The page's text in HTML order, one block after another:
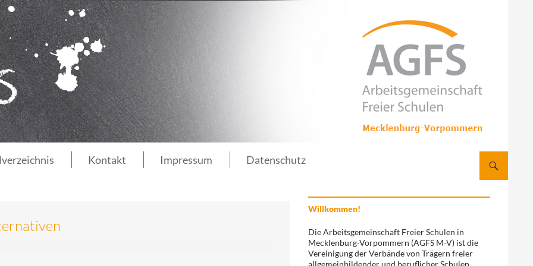
Kontakt Impressum Datenschutz
Willkommen!
Die Arbeitsgemeinschaft Freier Schulen in
Mecklenburg-Vorpommern (AGFS M-V) ist die
Vereinigung der Verbände von Trägern freier
allgemeinbildender und beruflicher Schulen.